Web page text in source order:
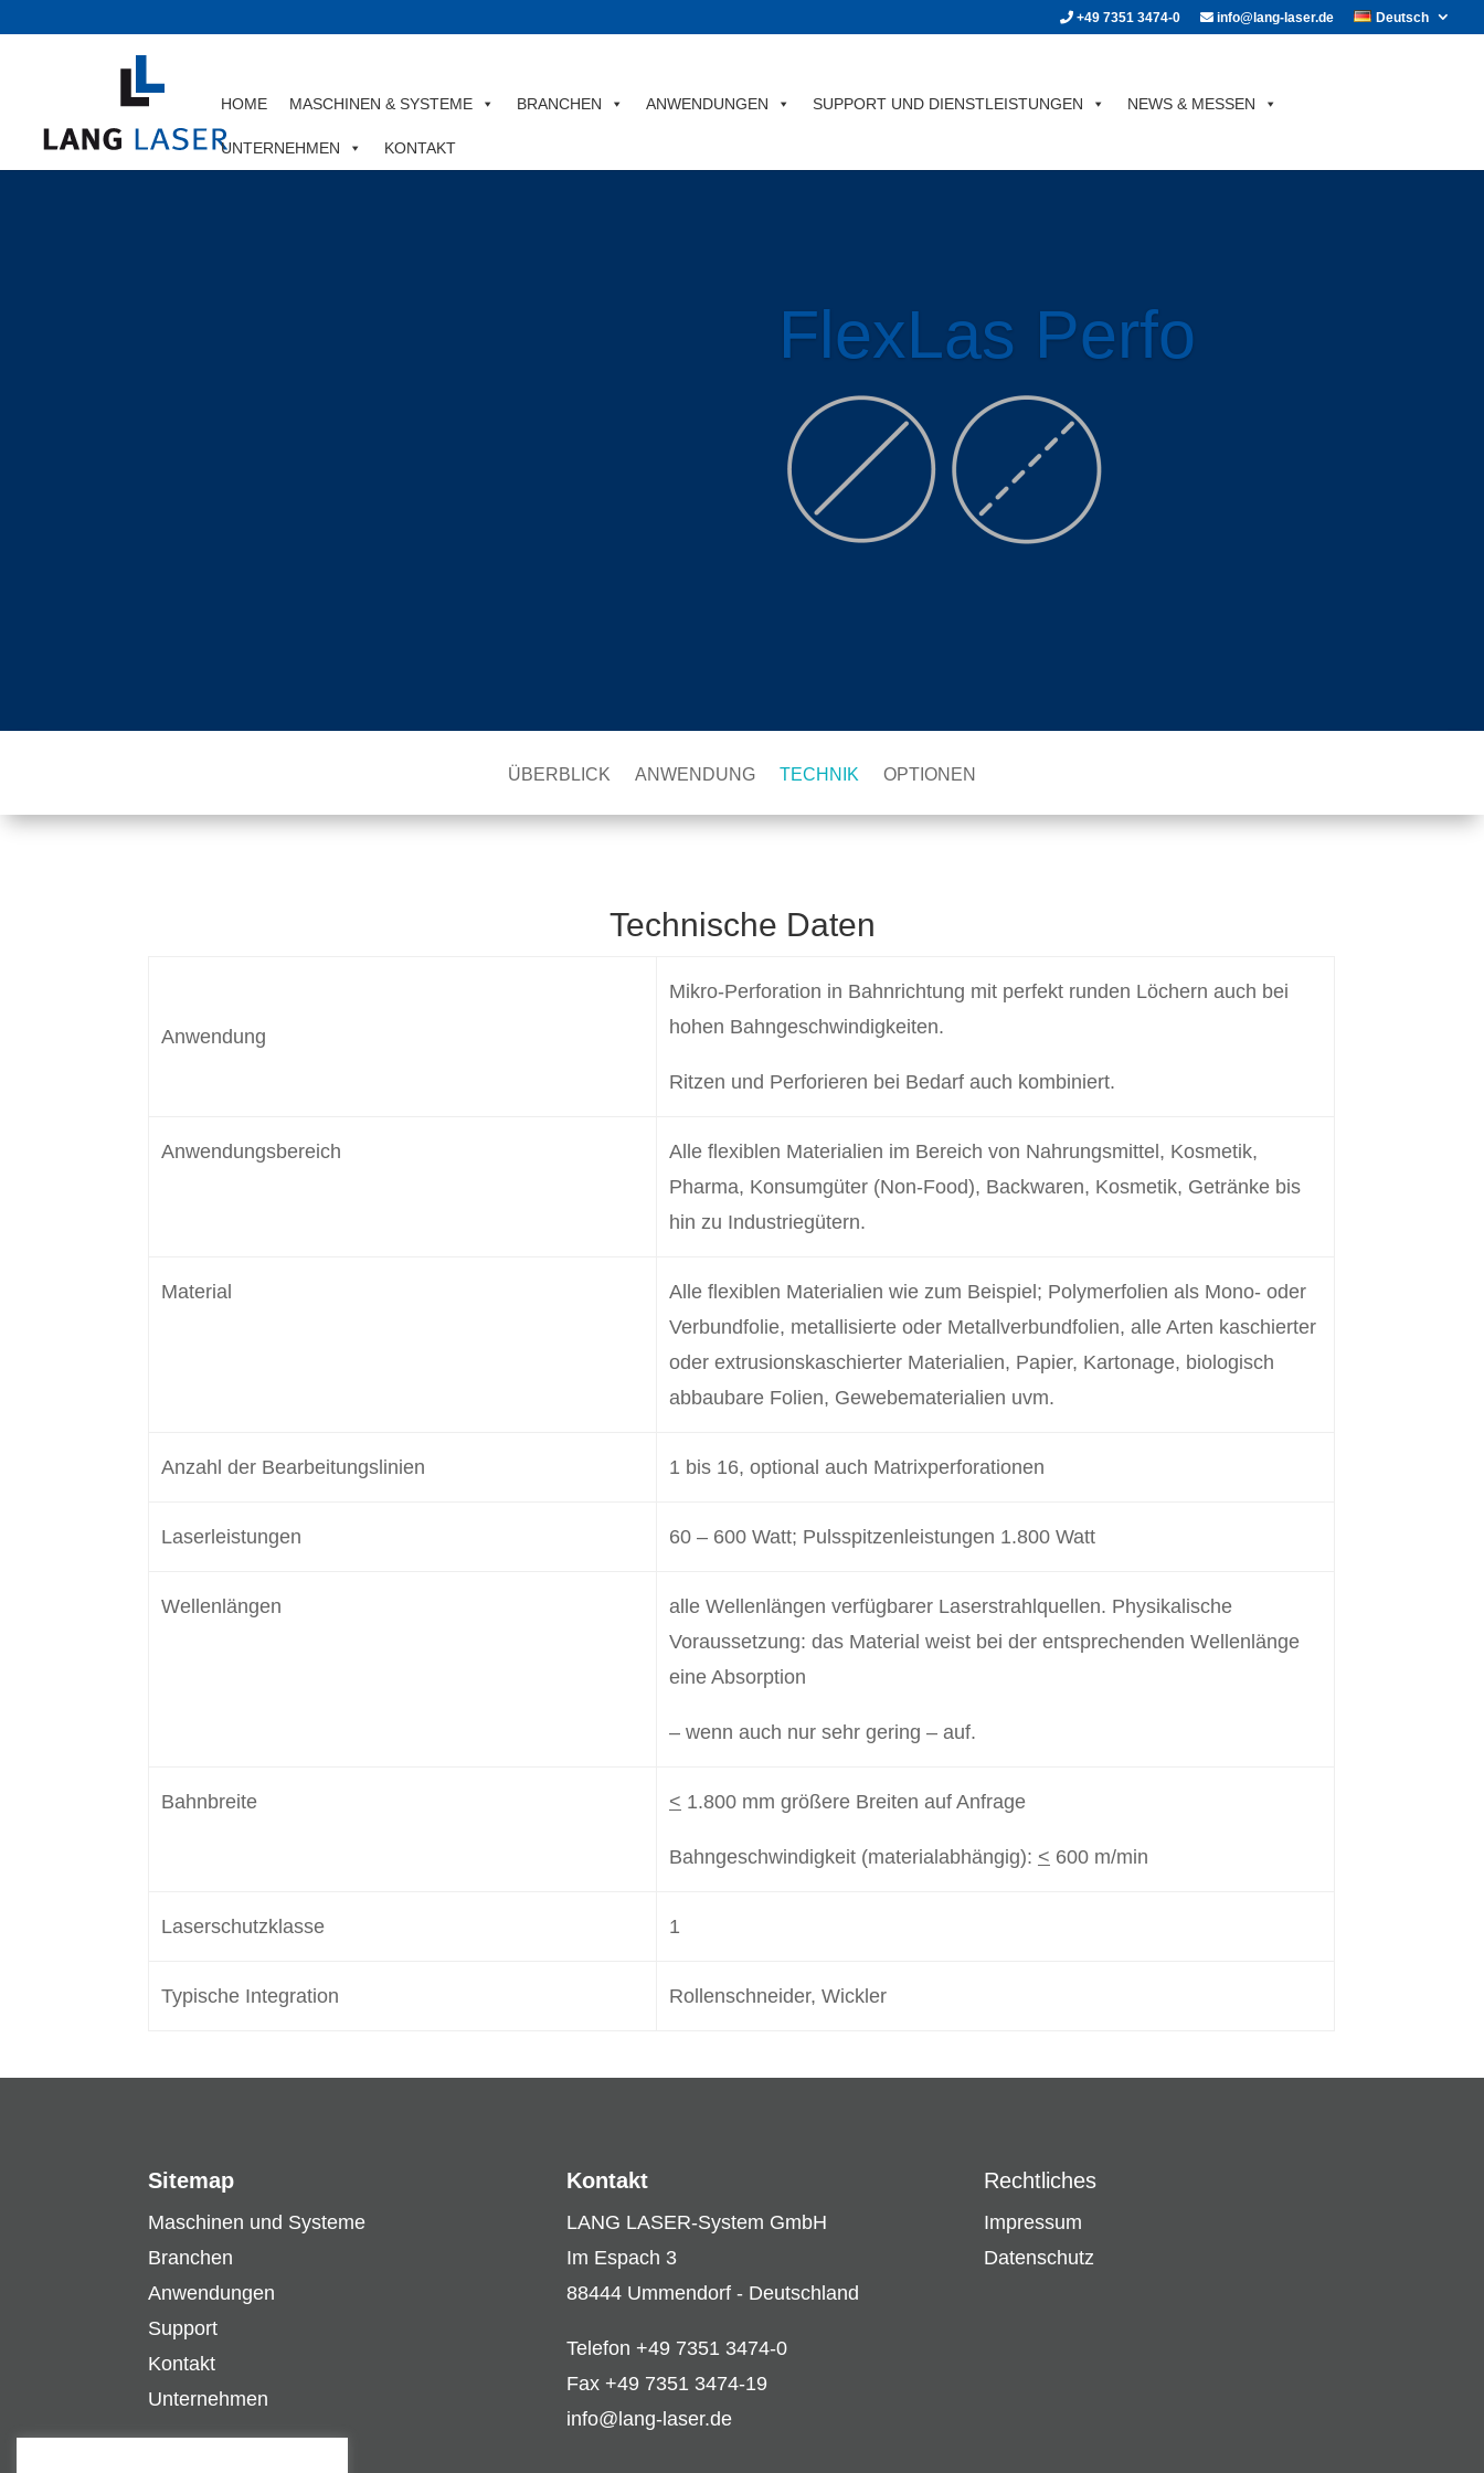
+49 7351 3474-0 info@lang-laser.de Deutsch
HOME MASCHINEN & SYSTEME BRANCHEN ANWENDUNGEN SUPPORT UND DIENSTLEISTUNGEN NEWS & MESSEN
UNTERNEHMEN KONTAKT
FlexLas Perfo
ÜBERBLICK ANWENDUNG TECHNIK OPTIONEN
Technische Daten
Anwendung
Mikro-Perforation in Bahnrichtung mit perfekt runden Löchern auch bei
hohen Bahngeschwindigkeiten.
Ritzen und Perforieren bei Bedarf auch kombiniert.
Anwendungsbereich
Alle flexiblen Materialien im Bereich von Nahrungsmittel, Kosmetik,
Pharma, Konsumgüter (Non-Food), Backwaren, Kosmetik, Getränke bis
hin zu Industriegütern.
Material
Alle flexiblen Materialien wie zum Beispiel; Polymerfolien als Mono- oder
Verbundfolie, metallisierte oder Metallverbundfolien, alle Arten kaschierter
oder extrusionskaschierter Materialien, Papier, Kartonage, biologisch
abbaubare Folien, Gewebematerialien uvm.
Anzahl der Bearbeitungslinien 1 bis 16, optional auch Matrixperforationen
Laserleistungen 60 – 600 Watt; Pulsspitzenleistungen 1.800 Watt
Wellenlängen
alle Wellenlängen verfügbarer Laserstrahlquellen. Physikalische
Voraussetzung: das Material weist bei der entsprechenden Wellenlänge
eine Absorption
– wenn auch nur sehr gering – auf.
Bahnbreite < 1.800 mm größere Breiten auf Anfrage
Bahngeschwindigkeit (materialabhängig): < 600 m/min
Laserschutzklasse 1
Typische Integration Rollenschneider, Wickler
Sitemap
Maschinen und Systeme
Branchen
Anwendungen
Support
Kontakt
Unternehmen
Kontakt
LANG LASER-System GmbH
Im Espach 3
88444 Ummendorf - Deutschland
Telefon +49 7351 3474-0
Fax +49 7351 3474-19
info@lang-laser.de
Rechtliches
Impressum
Datenschutz